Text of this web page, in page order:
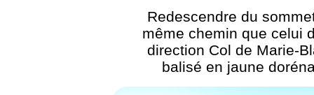
Redescendre du
même chemin que celui
direction Col de Marie-
balisé en jaune